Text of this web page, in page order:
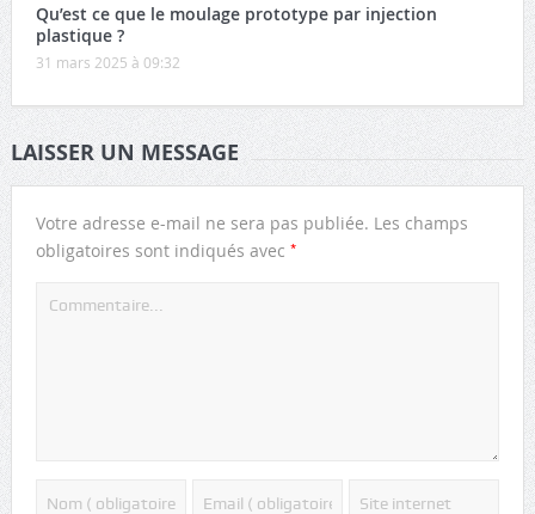
Qu’est ce que le moulage prototype par injection
plastique ?
31 mars 2025 à 09:32
LAISSER UN MESSAGE
Votre adresse e-mail ne sera pas publiée. Les champs
obligatoires sont indiqués avec *